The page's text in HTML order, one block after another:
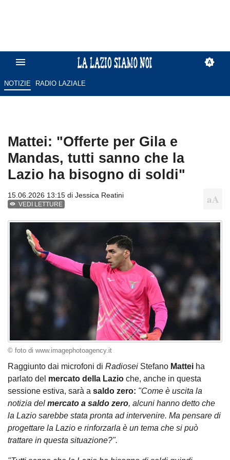
NOTIZIE RADIO LAZIALE
Mattei: "Offerte per Gila e
Mandas, tutti sanno che la
Lazio ha bisogno di soldi"
15.06.2026 13:15 di Jessica Reatini
VEDI LETTURE
© foto di www.imagephotoagency.it
Raggiunto dai microfoni di Radiosei Stefano Mattei ha
parlato del mercato della Lazio che, anche in questa
sessione estiva, sarà a saldo zero: "Come è uscita la
notizia del mercato a saldo zero, alcuni hanno detto che
la Lazio sarebbe stata pronta ad intervenire. Ma pensare di
progettare la Lazio e rinforzarla è un tema che si può
trattare in questa situazione?".